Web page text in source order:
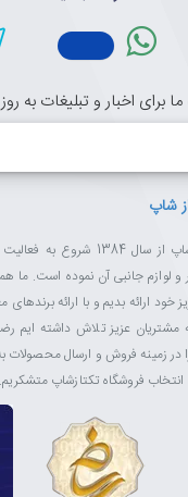
برای اخبار و تبلیغات به
شاپ
فروشگاه اینترنتی تکتازشاپ از
و لوازم جانبی آن نموده است. ما
ارائه بدیم و با ارائه
عزیز تلاش داشته ایم
در زمینه فروش و ارسال محصولات به
انتخاب فروشگاه تکتازشاپ متشکریم.